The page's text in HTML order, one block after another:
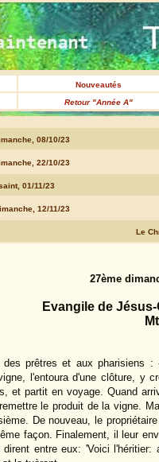
Nouveautés
Retour "Année A"
08/10/23
22/10/23
01/11/23
12/11/23
Le
27ème
Evangile de
prêtres et aux pharisiens :
l'entoura d'une clôture, y
et partit en voyage. Quand
le produit de la vigne.
De nouveau, le
façon. Finalement, il leur
entre eux: 'Voici